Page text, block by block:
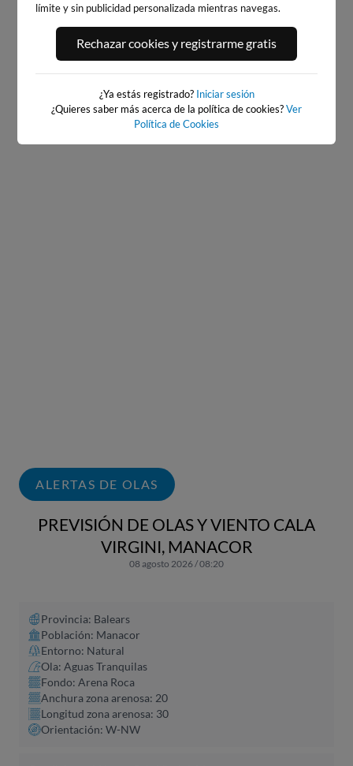
PORT ANDRATX
77km · Andratx
PLAYA DE SITGES
0.0 m CHOPI
ALERTAS DE OLAS
PREVISIÓN DE OLAS Y VIENTO CALA
VIRGINI, MANACOR
08 agosto 2026 / 08:20
Provincia: Balears
Población: Manacor
Entorno: Natural
Ola: Aguas Tranquilas
Fondo: Arena Roca
Anchura zona arenosa: 20
Longitud zona arenosa: 30
Orientación: W-NW
límite y sin publicidad personalizada mientras navegas.
Rechazar cookies y registrarme gratis
¿Ya estás registrado? Iniciar sesión
¿Quieres saber más acerca de la política de cookies?Ver
Política de Cookies